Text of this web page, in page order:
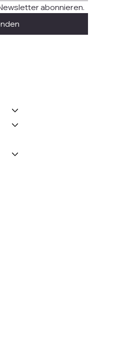
abonnieren.